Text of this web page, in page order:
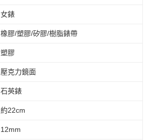
女錶
橡膠/塑膠/矽膠/樹脂錶帶
塑膠
壓克力鏡面
石英錶
約22cm
12mm